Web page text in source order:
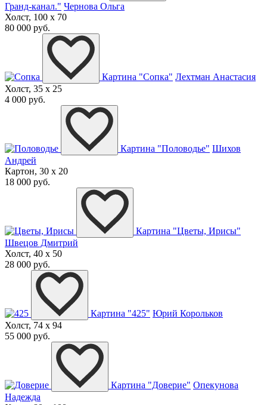
Гранд-канал." Чернова Ольга
Холст, 100 x 70
80 000 руб.
Картина "Сопка" Лехтман Анастасия
Холст, 35 x 25
4 000 руб.
Картина "Половодье" Шихов
Андрей
Картон, 30 x 20
18 000 руб.
Картина "Цветы, Ирисы"
Швецов Дмитрий
Холст, 40 x 50
28 000 руб.
Картина "425" Юрий Корольков
Холст, 74 x 94
55 000 руб.
Картина "Доверие" Опекунова
Надежда